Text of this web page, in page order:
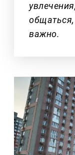
важно.